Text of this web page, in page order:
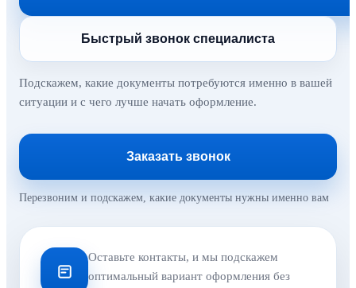
Быстрый звонок специалиста
Подскажем, какие документы потребуются именно в вашей
ситуации и с чего лучше начать оформление.
Заказать звонок
Перезвоним и подскажем, какие документы нужны именно вам
Оставьте контакты, и мы подскажем
оптимальный вариант оформления без